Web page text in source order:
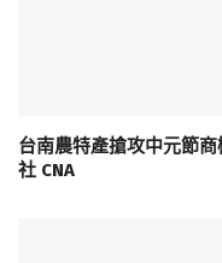
台南農特產搶攻中元節
社 CNA